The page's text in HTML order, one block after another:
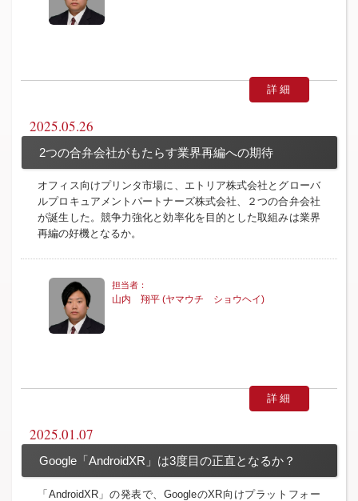
詳細
2025.05.26
2つの合弁会社がもたらす業界再編への期待
オフィス向けプリンタ市場に、エトリア株式会社とグローバ
ルプロキュアメントパートナーズ株式会社、２つの合弁会社
が誕生した。競争力強化と効率化を目的とした取組みは業界
再編の好機となるか。
山内 翔平 (ヤマウチ ショウヘイ)
詳細
2025.01.07
Google「AndroidXR」は3度目の正直となるか？
「AndroidXR」の発表で、GoogleのXR向けプラットフォー